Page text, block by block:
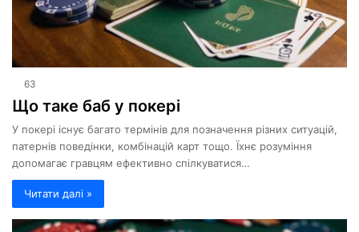
63
Що таке баб у покері
У покері існує багато термінів для позначення різних ситуацій,
патернів поведінки, комбінацій карт тощо. Їхнє розуміння
допомагає гравцям ефективно спілкуватися…
Читати далі »